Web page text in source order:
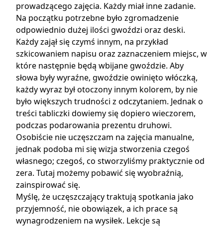
prowadzącego zajęcia. Każdy miał inne zadanie.
Na początku potrzebne było zgromadzenie
odpowiednio dużej ilości gwoździ oraz deski.
Każdy zajął się czymś innym, na przykład
szkicowaniem napisu oraz zaznaczeniem miejsc, w
które następnie będą wbijane gwoździe. Aby
słowa były wyraźne, gwoździe owinięto włóczką,
każdy wyraz był otoczony innym kolorem, by nie
było większych trudności z odczytaniem. Jednak o
treści tabliczki dowiemy się dopiero wieczorem,
podczas podarowania prezentu druhowi.
Osobiście nie uczęszczam na zajęcia manualne,
jednak podoba mi się wizja stworzenia czegoś
własnego; czegoś, co stworzyliśmy praktycznie od
zera. Tutaj możemy pobawić się wyobraźnią,
zainspirować się.
Myślę, że uczęszczający traktują spotkania jako
przyjemność, nie obowiązek, a ich prace są
wynagrodzeniem na wysiłek. Lekcje są